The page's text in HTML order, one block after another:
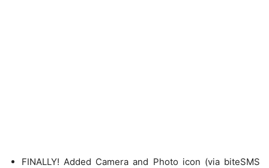
FINALLY! Added Camera and Photo icon (via biteSMS